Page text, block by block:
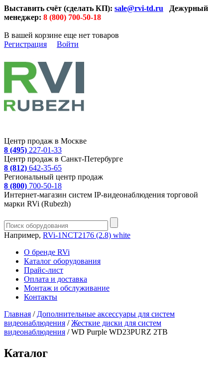
Выставить счёт (сделать КП): sale@rvi-td.ru
Дежурный
менеджер: 8 (800) 700-50-18
В вашей корзине еще нет товаров
Регистрация
Войти
Центр продаж в Москве
8 (495) 227-01-33
Центр продаж в Санкт-Петербурге
8 (812) 642-35-65
Региональный центр продаж
8 (800) 700-50-18
Интернет-магазин систем IP-видеонаблюдения торговой
марки RVi (Rubezh)
Например, RVi-1NCT2176 (2.8) white
О бренде RVi
Каталог оборудования
Прайс-лист
Оплата и доставка
Монтаж и обслуживание
Контакты
Главная / Дополнительные аксессуары для систем
видеонаблюдения /Жесткие диски для систем
видеонаблюдения /WD Purple WD23PURZ 2TB
Каталог